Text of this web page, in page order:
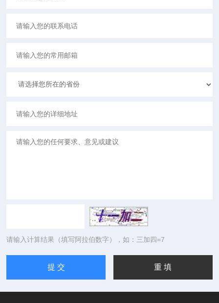
请输入计算结果（填写阿拉伯数字），如：三加四=7